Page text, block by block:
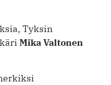
Tyksin
Mika Valtonen